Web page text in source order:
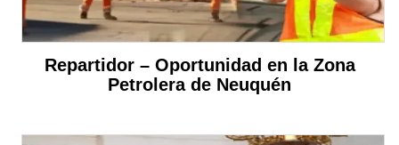
Repartidor – Oportunidad en la Zona
Petrolera de Neuquén